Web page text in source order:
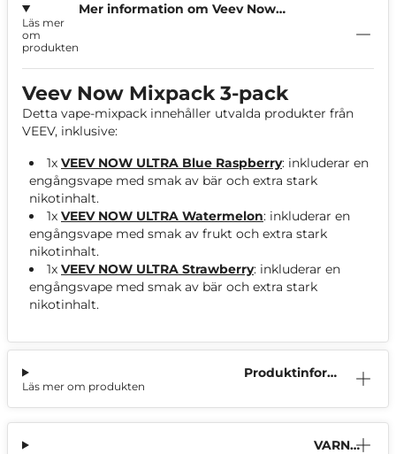
Mer information om Veev Now
Läs mer
om
produkten
Veev Now Mixpack 3-pack
Detta vape-mixpack innehåller utvalda produkter från
VEEV, inklusive:
1x VEEV NOW ULTRA Blue Raspberry: inkluderar en
engångsvape med smak av bär och extra stark
nikotinhalt.
1x VEEV NOW ULTRA Watermelon: inkluderar en
engångsvape med smak av frukt och extra stark
nikotinhalt.
1x VEEV NOW ULTRA Strawberry: inkluderar en
engångsvape med smak av bär och extra stark
nikotinhalt.
Produktinform
Läs mer om produkten
VARNI